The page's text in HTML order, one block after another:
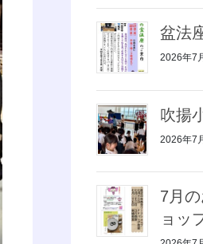
盆法
2026年7
吹揚
2026年7
7月
ョッ